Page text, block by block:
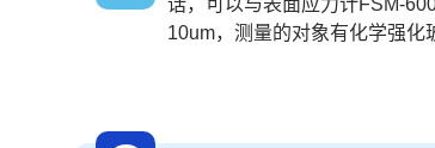
话，可以与表面应力计FSM-
10um，测量的对象有化学强化